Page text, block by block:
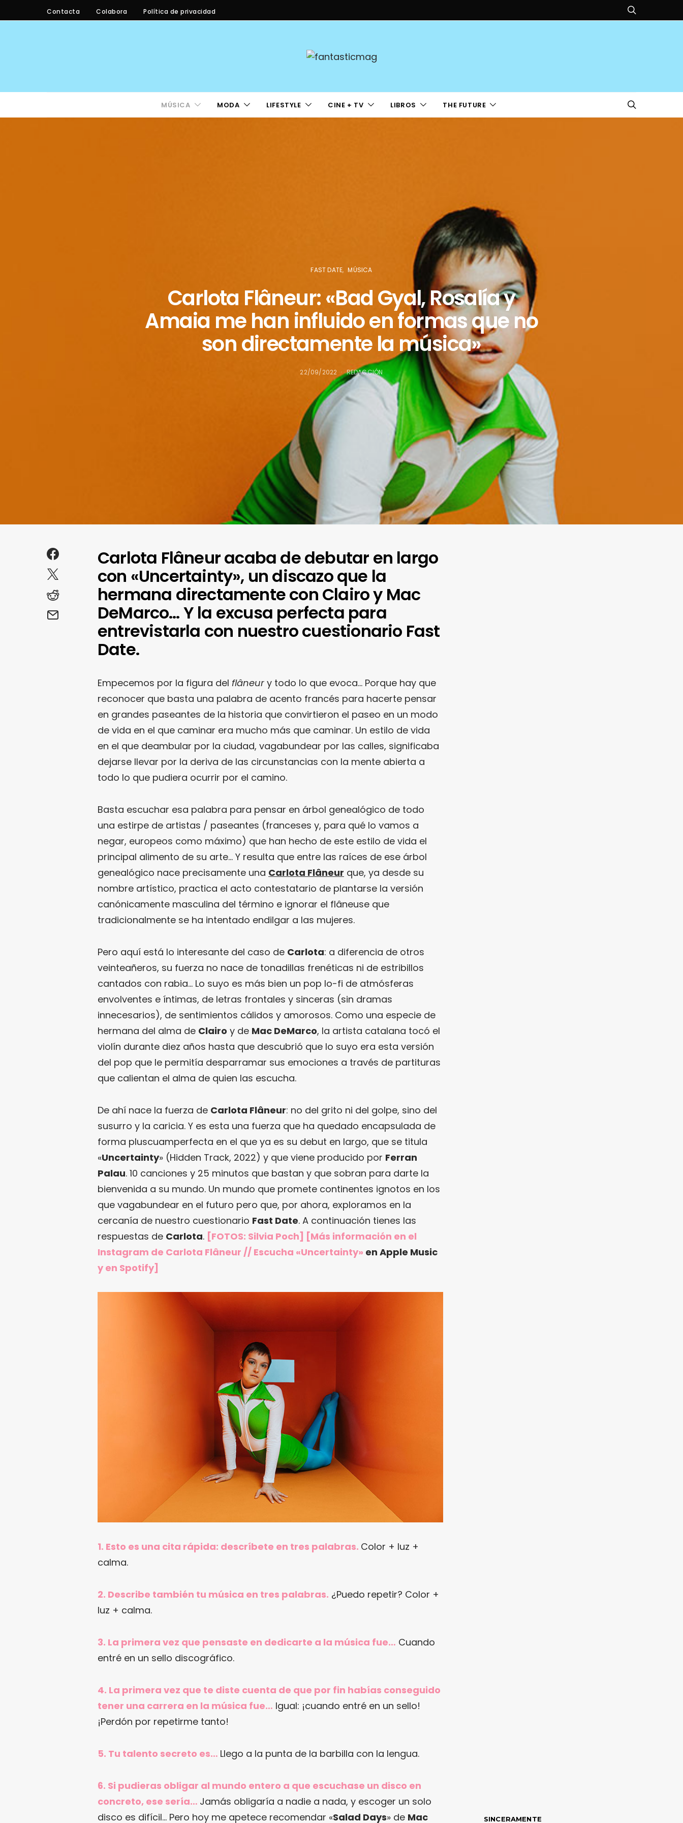
Contacta Colabora Política de privacidad
MÚSICA MODA LIFESTYLE CINE + TV LIBROS THE FUTURE
FAST DATE MÚSICA
Carlota Flâneur: «Bad Gyal, Rosalía y
Amaia me han influido en formas que no
son directamente la música»
22/09/2022 REDACCIÓN
Carlota Flâneur acaba de debutar en largo
con «Uncertainty», un discazo que la
hermana directamente con Clairo y Mac
DeMarco… Y la excusa perfecta para
entrevistarla con nuestro cuestionario Fast
Date.
Empecemos por la figura del flâneur y todo lo que evoca… Porque hay que
reconocer que basta una palabra de acento francés para hacerte pensar
en grandes paseantes de la historia que convirtieron el paseo en un modo
de vida en el que caminar era mucho más que caminar. Un estilo de vida
en el que deambular por la ciudad, vagabundear por las calles, significaba
dejarse llevar por la deriva de las circunstancias con la mente abierta a
todo lo que pudiera ocurrir por el camino.
Basta escuchar esa palabra para pensar en árbol genealógico de todo
una estirpe de artistas / paseantes (franceses y, para qué lo vamos a
negar, europeos como máximo) que han hecho de este estilo de vida el
principal alimento de su arte… Y resulta que entre las raíces de ese árbol
genealógico nace precisamente una Carlota Flâneur que, ya desde su
nombre artístico, practica el acto contestatario de plantarse la versión
canónicamente masculina del término e ignorar el flâneuse que
tradicionalmente se ha intentado endilgar a las mujeres.
Pero aquí está lo interesante del caso de Carlota: a diferencia de otros
veinteañeros, su fuerza no nace de tonadillas frenéticas ni de estribillos
cantados con rabia… Lo suyo es más bien un pop lo-fi de atmósferas
envolventes e íntimas, de letras frontales y sinceras (sin dramas
innecesarios), de sentimientos cálidos y amorosos. Como una especie de
hermana del alma de Clairo y de Mac DeMarco, la artista catalana tocó el
violín durante diez años hasta que descubrió que lo suyo era esta versión
del pop que le permitía desparramar sus emociones a través de partituras
que calientan el alma de quien las escucha.
De ahí nace la fuerza de Carlota Flâneur: no del grito ni del golpe, sino del
susurro y la caricia. Y es esta una fuerza que ha quedado encapsulada de
forma pluscuamperfecta en el que ya es su debut en largo, que se titula
«Uncertainty» (Hidden Track, 2022) y que viene producido por Ferran
Palau. 10 canciones y 25 minutos que bastan y que sobran para darte la
bienvenida a su mundo. Un mundo que promete continentes ignotos en los
que vagabundear en el futuro pero que, por ahora, exploramos en la
cercanía de nuestro cuestionario Fast Date. A continuación tienes las
respuestas de Carlota. [FOTOS: Silvia Poch] [Más información en el
Instagram de Carlota Flâneur // Escucha «Uncertainty» en Apple Music
y en Spotify]
1. Esto es una cita rápida: descríbete en tres palabras. Color + luz +
calma.
2. Describe también tu música en tres palabras. ¿Puedo repetir? Color +
luz + calma.
3. La primera vez que pensaste en dedicarte a la música fue… Cuando
entré en un sello discográfico.
4. La primera vez que te diste cuenta de que por fin habías conseguido
tener una carrera en la música fue… Igual: ¡cuando entré en un sello!
¡Perdón por repetirme tanto!
5. Tu talento secreto es… Llego a la punta de la barbilla con la lengua.
6. Si pudieras obligar al mundo entero a que escuchase un disco en
concreto, ese sería… Jamás obligaría a nadie a nada, y escoger un solo
disco es difícil… Pero hoy me apetece recomendar «Salad Days» de Mac SINCERAMENTE